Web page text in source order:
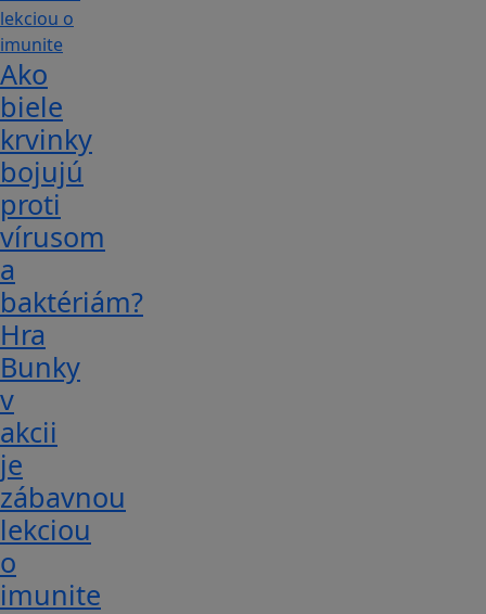
Ako
biele
krvinky
bojujú
proti
vírusom
a
baktériám?
Hra
Bunky
v
akcii
je
zábavnou
lekciou
o
imunite